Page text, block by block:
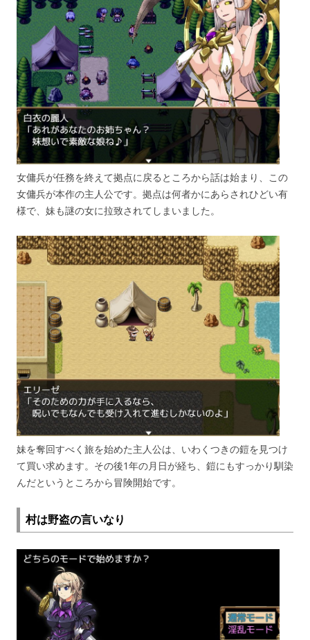
女傭兵が任務を終えて拠点に戻るところから話は始まり、この
女傭兵が本作の主人公です。拠点は何者かにあらされひどい有
様で、妹も謎の女に拉致されてしまいました。
妹を奪回すべく旅を始めた主人公は、いわくつきの鎧を見つけ
て買い求めます。その後1年の月日が経ち、鎧にもすっかり馴染
んだというところから冒険開始です。
村は野盗の言いなり